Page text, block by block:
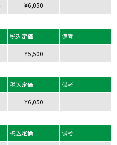
¥6,050
税込定価 備考
¥5,500
税込定価 備考
¥6,050
税込定価 備考